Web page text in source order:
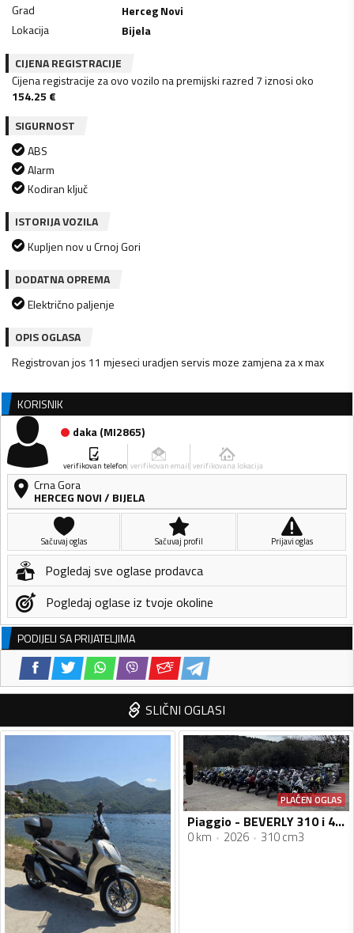
Grad
Herceg Novi
Lokacija
Bijela
CIJENA REGISTRACIJE
Cijena registracije za ovo vozilo na premijski razred 7 iznosi oko
154.25 €
SIGURNOST
ABS
Alarm
Kodiran ključ
ISTORIJA VOZILA
Kupljen nov u Crnoj Gori
DODATNA OPREMA
Električno paljenje
OPIS OGLASA
Registrovan jos 11 mjeseci uradjen servis moze zamjena za x max
KORISNIK
daka(MI2865)
verifikovan telefon verifikovan email verifikovana lokacija
Crna Gora
HERCEG NOVI/ BIJELA
Sačuvaj oglas Sačuvaj profil Prijavi oglas
Pogledaj sve oglase prodavca
Pogledaj oglase iz tvoje okoline
PODIJELI SA PRIJATELJIMA
SLIČNI OGLASI
PLAĆEN OGLAS
Piaggio - BEVERLY 310 i 400 HPE
0 km 2026 310 cm3